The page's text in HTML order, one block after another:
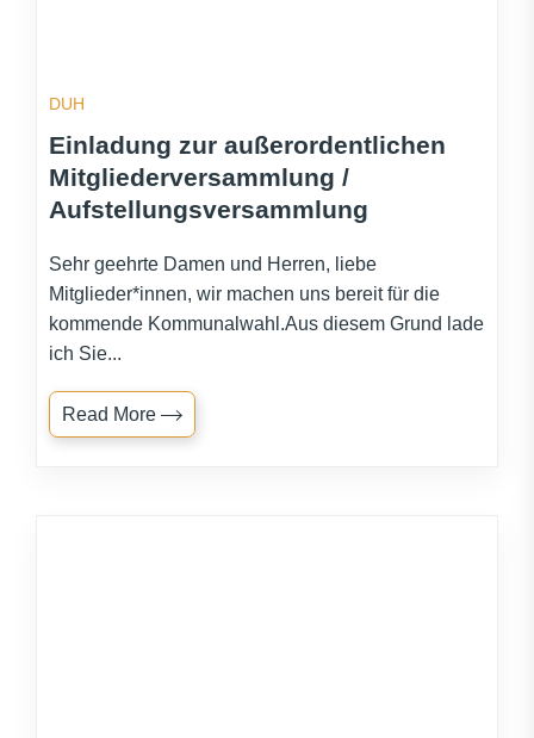
DUH
Einladung zur außerordentlichen
Mitgliederversammlung /
Aufstellungsversammlung
Sehr geehrte Damen und Herren, liebe
Mitglieder*innen, wir machen uns bereit für die
kommende Kommunalwahl.Aus diesem Grund lade
ich Sie...
Read More